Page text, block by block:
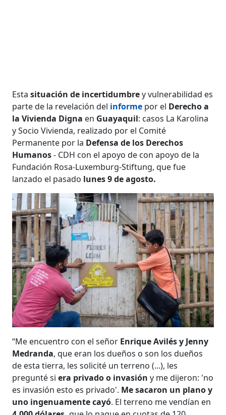
Estasituación de incertidumbrey vulnerabilidad es
parte de la revelación del informe por el Derecho a
la Vivienda Digna en Guayaquil: casos La Karolina
y Socio Vivienda, realizado por el Comité
Permanente por la Defensa de los Derechos
Humanos- CDH con el apoyo de con apoyo de la
Fundación Rosa-Luxemburg-Stiftung, que fue
lanzado el pasado lunes 9 de agosto.
“Me encuentro con el señor Enrique Avilés y Jenny
Medranda, que eran los dueños o son los dueños
de esta tierra, les solicité un terreno (...), les
pregunté siera privado o invasión y me dijeron: 'no
es invasión esto es privado'. Me sacaron un plano y
uno ingenuamente cayó. El terreno me vendían en